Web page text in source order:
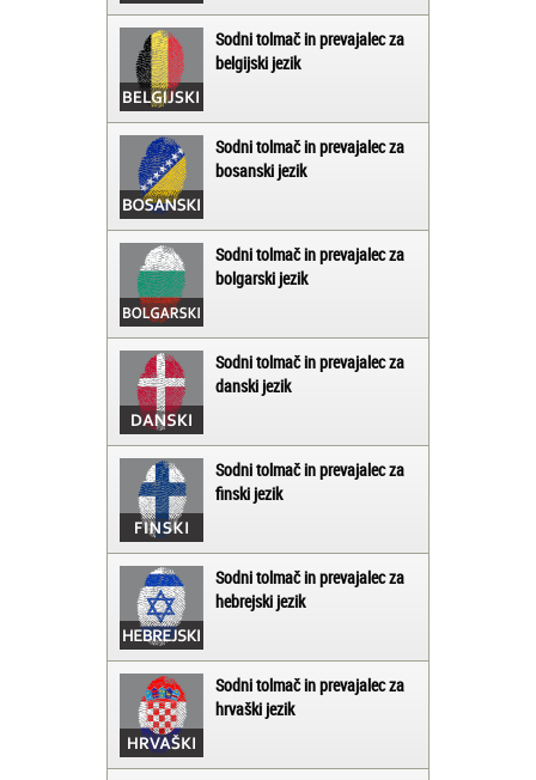
Sodni tolmač in prevajalec za
belgijski jezik
Sodni tolmač in prevajalec za
bosanski jezik
Sodni tolmač in prevajalec za
bolgarski jezik
Sodni tolmač in prevajalec za
danski jezik
Sodni tolmač in prevajalec za
finski jezik
Sodni tolmač in prevajalec za
hebrejski jezik
Sodni tolmač in prevajalec za
hrvaški jezik